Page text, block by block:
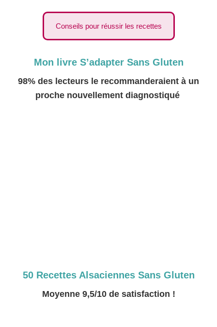
Conseils pour réussir les recettes
Mon livre S’adapter Sans Gluten
98% des lecteurs le recommanderaient à un
proche nouvellement diagnostiqué
50 Recettes Alsaciennes Sans Gluten
Moyenne 9,5/10 de satisfaction !